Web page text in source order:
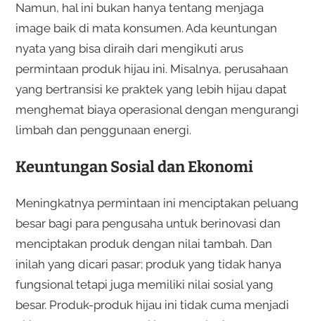
Namun, hal ini bukan hanya tentang menjaga
image baik di mata konsumen. Ada keuntungan
nyata yang bisa diraih dari mengikuti arus
permintaan produk hijau ini. Misalnya, perusahaan
yang bertransisi ke praktek yang lebih hijau dapat
menghemat biaya operasional dengan mengurangi
limbah dan penggunaan energi.
Keuntungan Sosial dan Ekonomi
Meningkatnya permintaan ini menciptakan peluang
besar bagi para pengusaha untuk berinovasi dan
menciptakan produk dengan nilai tambah. Dan
inilah yang dicari pasar; produk yang tidak hanya
fungsional tetapi juga memiliki nilai sosial yang
besar. Produk-produk hijau ini tidak cuma menjadi